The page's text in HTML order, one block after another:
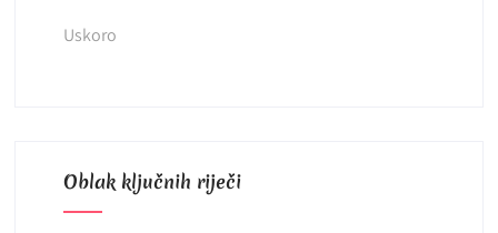
Uskoro
Oblak ključnih riječi